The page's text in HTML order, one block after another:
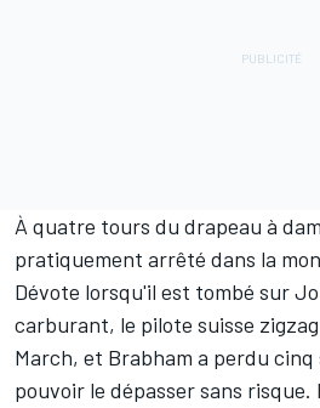
À quatre tours du drapeau à
pratiquement arrêté dans la
Dévote lorsqu'il est tombé sur
carburant, le pilote suisse
March, et Brabham a perdu
pouvoir le dépasser sans